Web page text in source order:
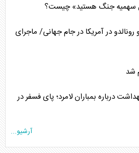
سهمیه جنگ هستید» چیست؟
در آمریکا در جام جهانی/ ماجرای
شد
درباره بمباران لامرد؛ پای فسفر در
آرشیو...